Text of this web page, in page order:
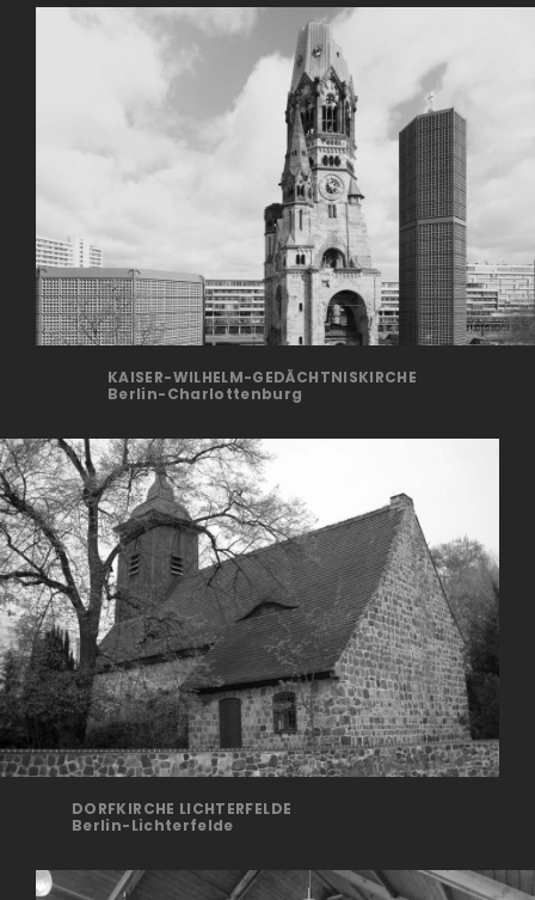
KAISER-WILHELM-GEDÄCHTNISKIRCHE
Berlin-Charlottenburg
DORFKIRCHE LICHTERFELDE
Ber­lin-Lichterfelde